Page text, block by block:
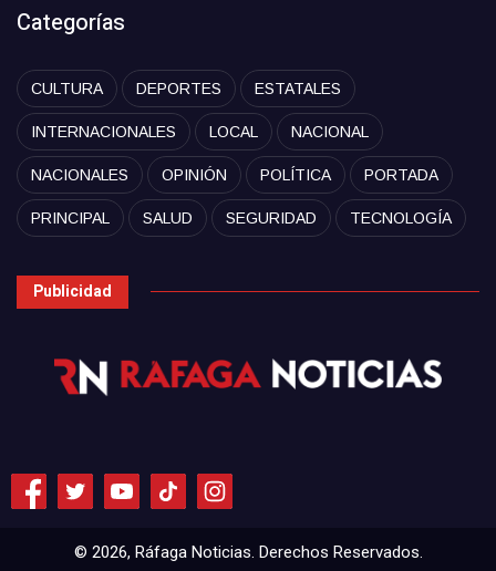
Categorías
CULTURA DEPORTES ESTATALES
INTERNACIONALES LOCAL NACIONAL
NACIONALES OPINIÓN POLÍTICA PORTADA
PRINCIPAL SALUD SEGURIDAD TECNOLOGÍA
Publicidad
© 2026, Ráfaga Noticias. Derechos Reservados.